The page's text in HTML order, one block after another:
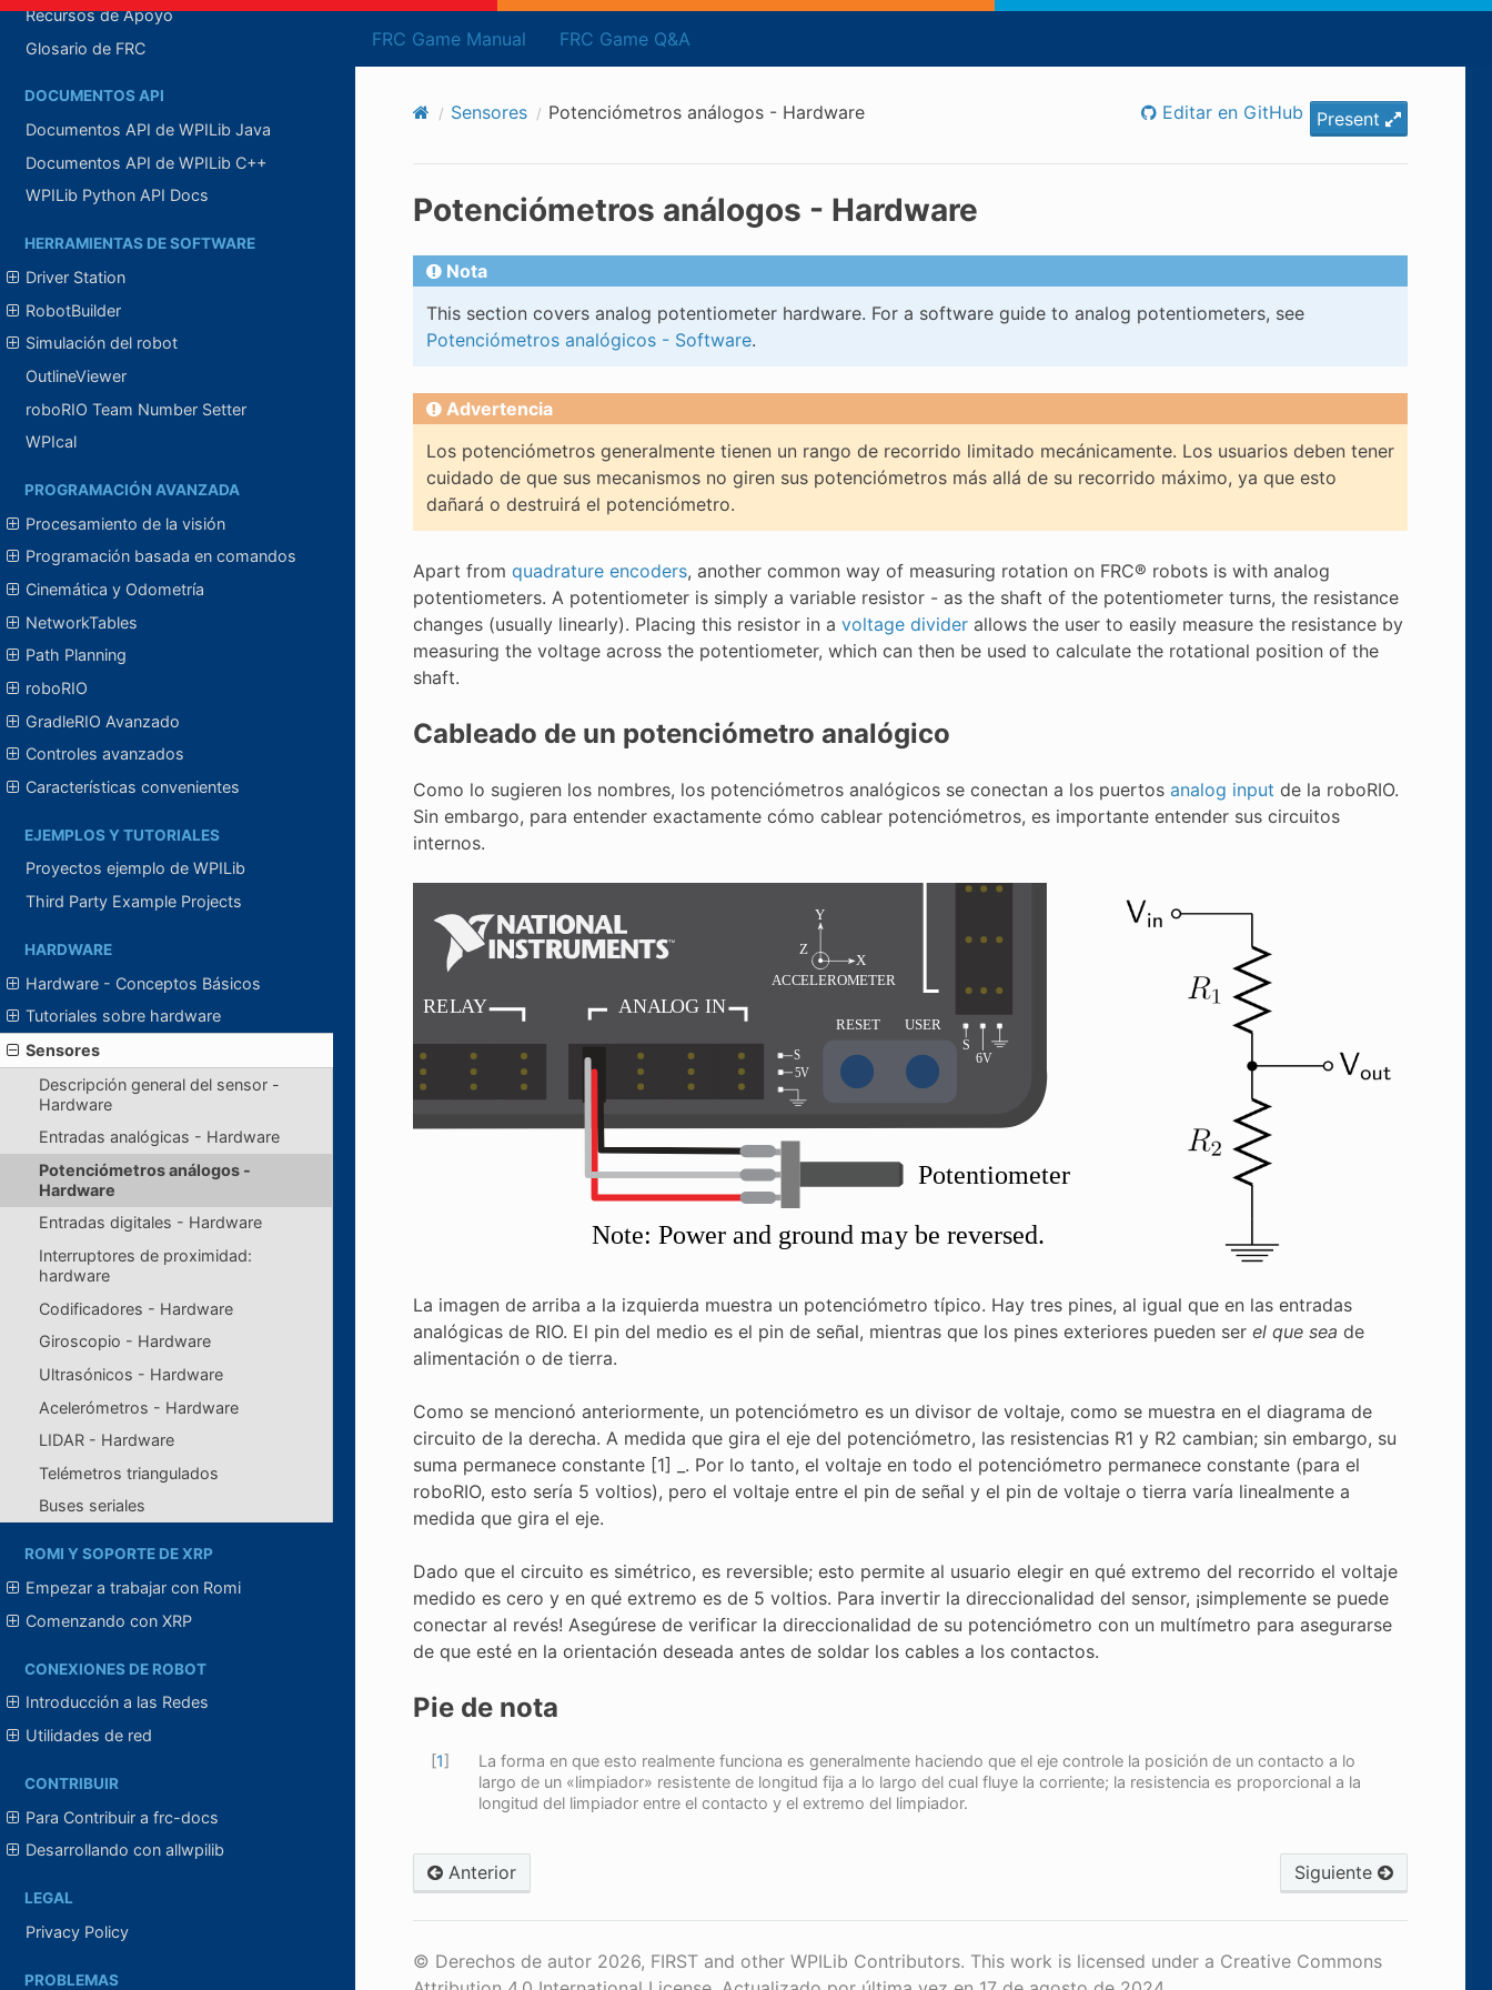
FRC Game Manual FRC Game Q&A
Recursos de Apoyo
Glosario de FRC
DOCUMENTOS API
Documentos API de WPILib Java
Documentos API de WPILib C++
WPILib Python API Docs
HERRAMIENTAS DE SOFTWARE
Driver Station
RobotBuilder
Simulación del robot
OutlineViewer
roboRIO Team Number Setter
WPIcal
PROGRAMACIÓN AVANZADA
Procesamiento de la visión
Programación basada en comandos
Cinemática y Odometría
NetworkTables
Path Planning
roboRIO
GradleRIO Avanzado
Controles avanzados
Características convenientes
EJEMPLOS Y TUTORIALES
Proyectos ejemplo de WPILib
Third Party Example Projects
HARDWARE
Hardware - Conceptos Básicos
Tutoriales sobre hardware
Sensores
Descripción general del sensor -
Hardware
Entradas analógicas - Hardware
Potenciómetros análogos -
Hardware
Entradas digitales - Hardware
Interruptores de proximidad:
hardware
Codificadores - Hardware
Giroscopio - Hardware
Ultrasónicos - Hardware
Acelerómetros - Hardware
LIDAR - Hardware
Telémetros triangulados
Buses seriales
ROMI Y SOPORTE DE XRP
Empezar a trabajar con Romi
Comenzando con XRP
CONEXIONES DE ROBOT
Introducción a las Redes
Utilidades de red
CONTRIBUIR
Para Contribuir a frc-docs
Desarrollando con allwpilib
LEGAL
Privacy Policy
PROBLEMAS
Sensores Potenciómetros análogos - Hardware Present
Editar en GitHub
Potenciómetros análogos - Hardware
Nota
This section covers analog potentiometer hardware. For a software guide to analog potentiometers, see
Potenciómetros analógicos - Software.
Advertencia
Los potenciómetros generalmente tienen un rango de recorrido limitado mecánicamente. Los usuarios deben tener
cuidado de que sus mecanismos no giren sus potenciómetros más allá de su recorrido máximo, ya que esto
dañará o destruirá el potenciómetro.
Apart from quadrature encoders, another common way of measuring rotation on FRC® robots is with analog
potentiometers. A potentiometer is simply a variable resistor - as the shaft of the potentiometer turns, the resistance
changes (usually linearly). Placing this resistor in a voltage dividerallows the user to easily measure the resistance by
measuring the voltage across the potentiometer, which can then be used to calculate the rotational position of the
shaft.
Cableado de un potenciómetro analógico
Como lo sugieren los nombres, los potenciómetros analógicos se conectan a los puertos analog input de la roboRIO.
Sin embargo, para entender exactamente cómo cablear potenciómetros, es importante entender sus circuitos
internos.
La imagen de arriba a la izquierda muestra un potenciómetro típico. Hay tres pines, al igual que en las entradas
analógicas de RIO. El pin del medio es el pin de señal, mientras que los pines exteriores pueden ser el que sea de
alimentación o de tierra.
Como se mencionó anteriormente, un potenciómetro es un divisor de voltaje, como se muestra en el diagrama de
circuito de la derecha. A medida que gira el eje del potenciómetro, las resistencias R1 y R2 cambian; sin embargo, su
suma permanece constante [1] _. Por lo tanto, el voltaje en todo el potenciómetro permanece constante (para el
roboRIO, esto sería 5 voltios), pero el voltaje entre el pin de señal y el pin de voltaje o tierra varía linealmente a
medida que gira el eje.
Dado que el circuito es simétrico, es reversible; esto permite al usuario elegir en qué extremo del recorrido el voltaje
medido es cero y en qué extremo es de 5 voltios. Para invertir la direccionalidad del sensor, ¡simplemente se puede
conectar al revés! Asegúrese de verificar la direccionalidad de su potenciómetro con un multímetro para asegurarse
de que esté en la orientación deseada antes de soldar los cables a los contactos.
Pie de nota
[1]
La forma en que esto realmente funciona es generalmente haciendo que el eje controle la posición de un contacto a lo
largo de un «limpiador» resistente de longitud fija a lo largo del cual fluye la corriente; la resistencia es proporcional a la
longitud del limpiador entre el contacto y el extremo del limpiador.
Anterior Siguiente
© Derechos de autor 2026, FIRST and other WPILib Contributors. This work is licensed under a Creative Commons